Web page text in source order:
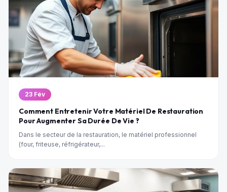
23 Fév
Comment Entretenir Votre Matériel De Restauration
Pour Augmenter Sa Durée De Vie ?
Dans le secteur de la restauration, le matériel professionnel
(four, friteuse, réfrigérateur,...